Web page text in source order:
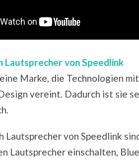
Lautsprecher von Speedlink
Marke, die Technologien
vereint. Dadurch ist sie
Lautsprecher von Speedlink
Lautsprecher einschalten,